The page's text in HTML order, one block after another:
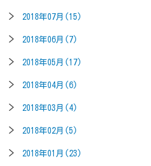
2018年07月(15)
2018年06月(7)
2018年05月(17)
2018年04月(6)
2018年03月(4)
2018年02月(5)
2018年01月(23)